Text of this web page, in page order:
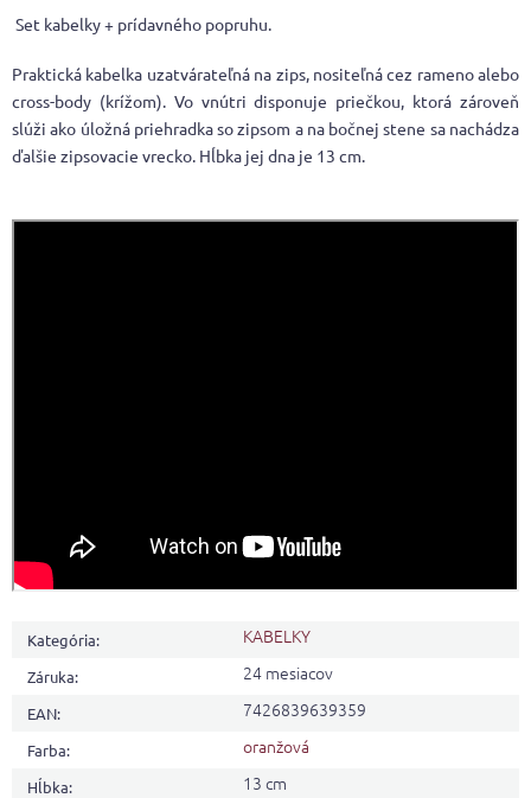
Set kabelky + prídavného popruhu.
Praktická kabelka uzatvárateľná na zips, nositeľná cez rameno alebo
cross-body (krížom). Vo vnútri disponuje priečkou, ktorá zároveň
slúži ako úložná priehradka so zipsom a na bočnej stene sa nachádza
ďalšie zipsovacie vrecko. Hĺbka jej dna je 13 cm.
Kategória: KABELKY
Záruka: 24 mesiacov
EAN: 7426839639359
Farba: oranžová
Hĺbka: 13 cm